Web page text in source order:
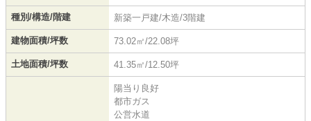
種別/構造/階建 新築一戸建/木造/3階建
建物面積/坪数 73.02㎡/22.08坪
土地面積/坪数 41.35㎡/12.50坪
陽当り良好
都市ガス
公営水道